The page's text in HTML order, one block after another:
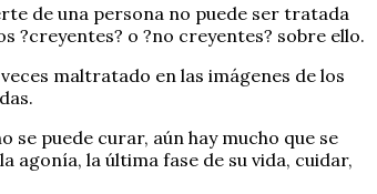
de una persona no puede ser tratada
?creyentes? o ?no creyentes? sobre ello.
maltratado en las imágenes de los
se puede curar, aún hay mucho que se
la última fase de su vida, cuidar,